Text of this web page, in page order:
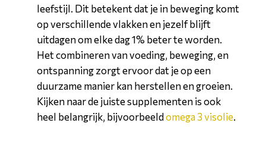
leefstijl. Dit betekent dat je in beweging komt
op verschillende vlakken en jezelf blijft
uitdagen om elke dag 1% beter te worden.
Het combineren van voeding, beweging, en
ontspanning zorgt ervoor dat je op een
duurzame manier kan herstellen en groeien.
Kijken naar de juiste supplementen is ook
heel belangrijk, bijvoorbeeldomega 3 visolie.